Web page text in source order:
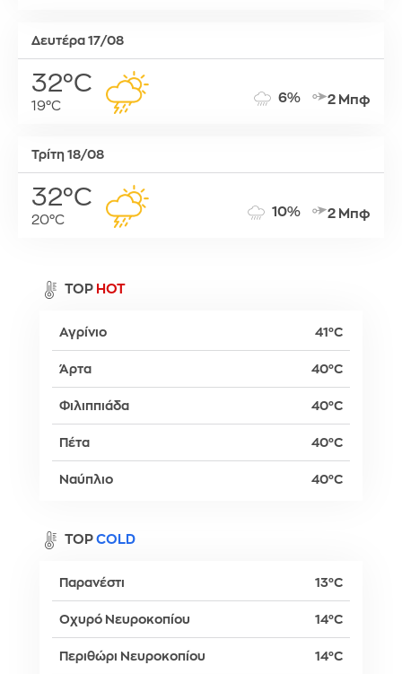
Δευτέρα 17/08
32°C
19°C
6% 2 Μπφ
Τρίτη 18/08
32°C
20°C
10% 2 Μπφ
TOP HOT
Αγρίνιο 41°C
Άρτα 40°C
Φιλιππιάδα 40°C
Πέτα 40°C
Ναύπλιο 40°C
TOP COLD
Παρανέστι 13°C
Οχυρό Νευροκοπίου 14°C
Περιθώρι Νευροκοπίου 14°C